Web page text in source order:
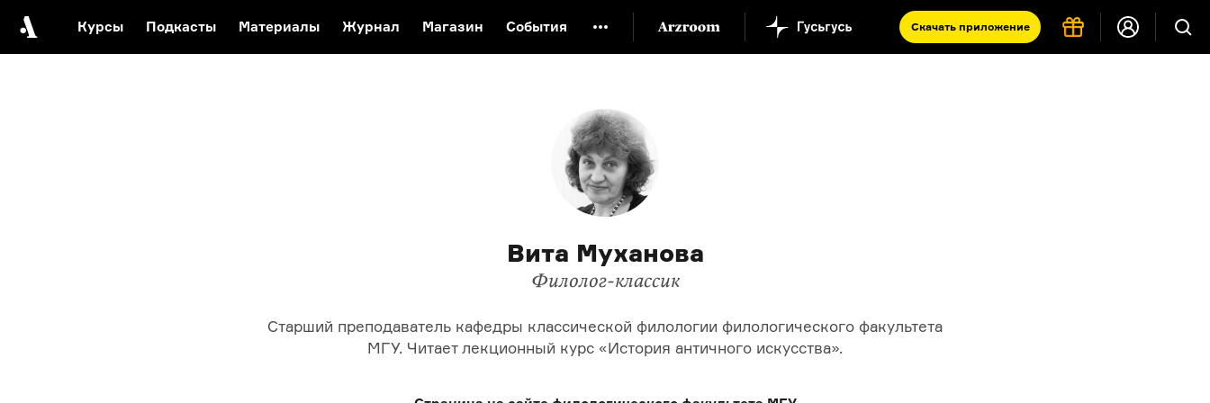
Курсы Подкасты Материалы Журнал Магазин События Скачать приложение
Русская литература XX века
Вита Муханова
Филолог-классик
Старший преподаватель кафедры классической филологии филологического факультета
МГУ. Читает лекционный курс «История античного искусства».